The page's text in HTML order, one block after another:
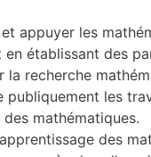
appuyer les
établissant des
la recherche
publiquement les
mathématiques.
des